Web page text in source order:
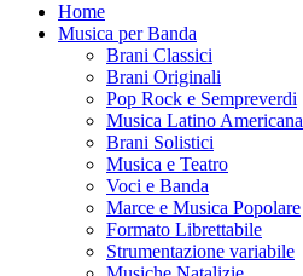
Home
Musica per Banda
Brani Classici
Brani Originali
Pop Rock e Sempreverdi
Musica Latino Americana
Brani Solistici
Musica e Teatro
Voci e Banda
Marce e Musica Popolare
Formato Librettabile
Strumentazione variabile